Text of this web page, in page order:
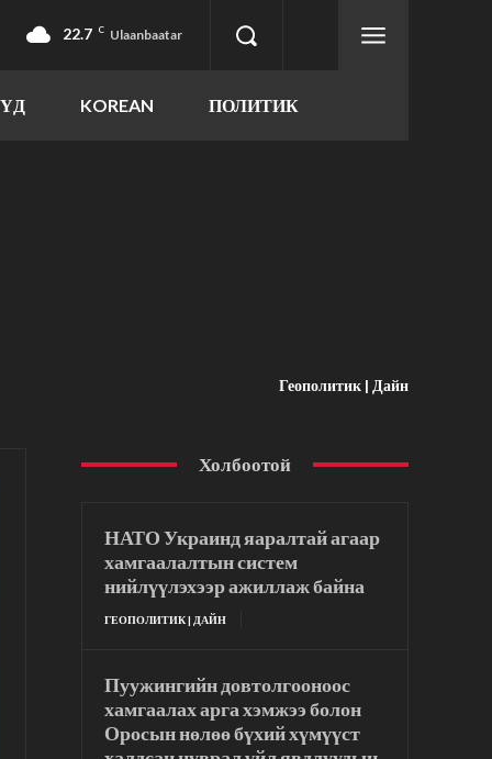
22.7 C Ulaanbaatar
KOREAN ПОЛИТИК
Геополитик | Дайн
Холбоотой
НАТО Украинд яаралтай агаар
хамгаалалтын систем
нийлүүлэхээр ажиллаж байна
ГЕОПОЛИТИК | ДАЙН
Пуужингийн довтолгооноос
хамгаалах арга хэмжээ болон
Оросын нөлөө бүхий хүмүүст